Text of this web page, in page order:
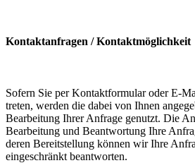
Kontaktanfragen / Kontaktmöglichkeit
Sofern Sie per Kontaktformular oder E-
treten, werden die dabei von Ihnen
Bearbeitung Ihrer Anfrage genutzt. Die
Bearbeitung und Beantwortung Ihre
deren Bereitstellung können wir Ihre
eingeschränkt beantworten.